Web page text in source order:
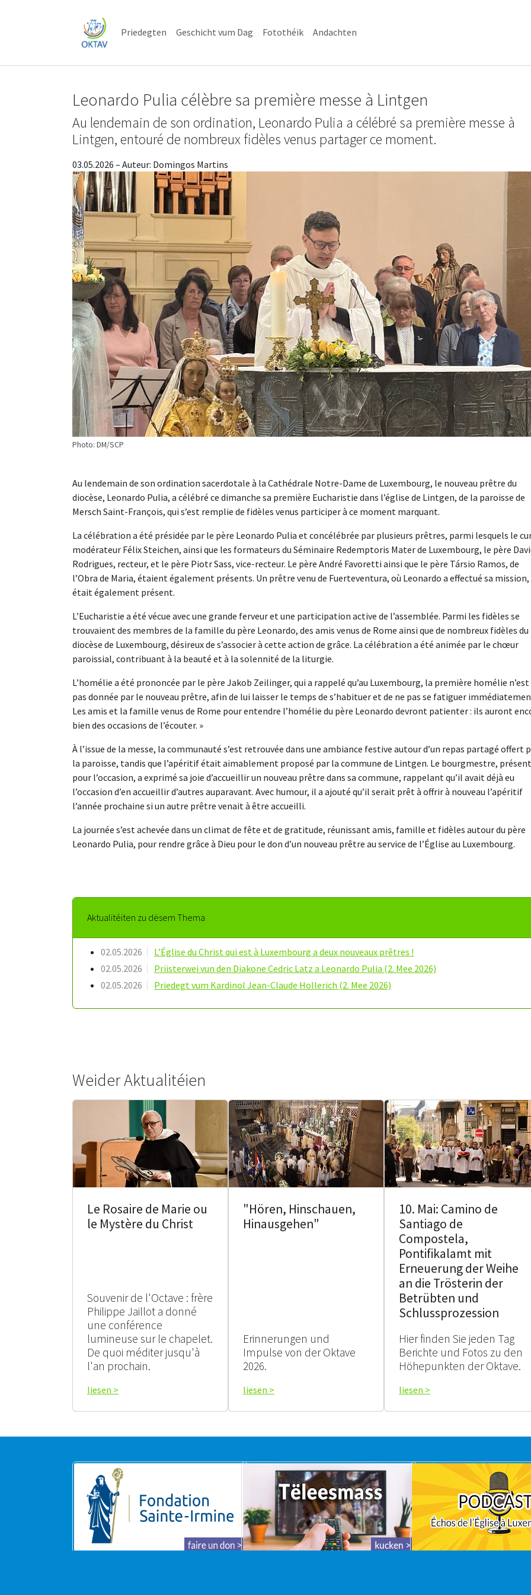
Priedegten Geschicht vum Dag Fotothéik Andachten
Photo: DM/SCP
Leonardo Pulia célèbre sa première messe à Lintgen
Au lendemain de son ordination, Leonardo Pulia a célébré sa première messe à
Lintgen, entouré de nombreux fidèles venus partager ce moment.
03.05.2026 – Auteur: Domingos Martins
Au lendemain de son ordination sacerdotale à la Cathédrale Notre-Dame de Luxembourg, le nouveau prêtre du
diocèse, Leonardo Pulia, a célébré ce dimanche sa première Eucharistie dans l’église de Lintgen, de la paroisse de
Mersch Saint-François, qui s’est remplie de fidèles venus participer à ce moment marquant.
La célébration a été présidée par le père Leonardo Pulia et concélébrée par plusieurs prêtres, parmi lesquels le
modérateur Félix Steichen, ainsi que les formateurs du Séminaire Redemptoris Mater de Luxembourg, le père
Rodrigues, recteur, et le père Piotr Sass, vice-recteur. Le père André Favoretti ainsi que le père Társio Ramos, de
l’Obra de Maria, étaient également présents. Un prêtre venu de Fuerteventura, où Leonardo a effectué sa mission,
était également présent.
L’Eucharistie a été vécue avec une grande ferveur et une participation active de l’assemblée. Parmi les fidèles se
trouvaient des membres de la famille du père Leonardo, des amis venus de Rome ainsi que de nombreux fidèles du
diocèse de Luxembourg, désireux de s’associer à cette action de grâce. La célébration a été animée par le chœur
paroissial, contribuant à la beauté et à la solennité de la liturgie.
L’homélie a été prononcée par le père Jakob Zeilinger, qui a rappelé qu’au Luxembourg, la première homélie n’est
pas donnée par le nouveau prêtre, afin de lui laisser le temps de s’habituer et de ne pas se fatiguer
Les amis et la famille venus de Rome pour entendre l’homélie du père Leonardo devront patienter : ils auront
bien des occasions de l’écouter. »
À l’issue de la messe, la communauté s’est retrouvée dans une ambiance festive autour d’un repas partagé offert
la paroisse, tandis que l’apéritif était aimablement proposé par la commune de Lintgen. Le bourgmestre, présent
pour l’occasion, a exprimé sa joie d’accueillir un nouveau prêtre dans sa commune, rappelant qu’il avait déjà eu
l’occasion d’en accueillir d’autres auparavant. Avec humour, il a ajouté qu’il serait prêt à offrir à nouveau l’apéritif
l’année prochaine si un autre prêtre venait à être accueilli.
La journée s’est achevée dans un climat de fête et de gratitude, réunissant amis, famille et fidèles autour du père
Leonardo Pulia, pour rendre grâce à Dieu pour le don d’un nouveau prêtre au service de l’Église au Luxembourg.
Aktualitéiten zu dësem Thema
02.05.2026
L’Église du Christ qui est à Luxembourg a deux nouveaux prêtres !
02.05.2026
Priisterwei vun den Diakone Cedric Latz a Leonardo Pulia (2. Mee 2026)
02.05.2026
Priedegt vum Kardinol Jean-Claude Hollerich (2. Mee 2026)
Weider Aktualitéien
Le Rosaire de Marie ou
le Mystère du Christ
Souvenir de l'Octave : frère
Philippe Jaillot a donné
une conférence
lumineuse sur le chapelet.
De quoi méditer jusqu'à
l'an prochain.
liesen >
"Hören, Hinschauen,
Hinausgehen"
Erinnerungen und
Impulse von der Oktave
2026.
liesen >
10. Mai: Camino de
Santiago de
Compostela,
Pontifikalamt mit
Erneuerung der Weihe
an die Trösterin der
Betrübten und
Schlussprozession
Hier finden Sie jeden Tag
Berichte und Fotos zu den
Höhepunkten der Oktave.
liesen >